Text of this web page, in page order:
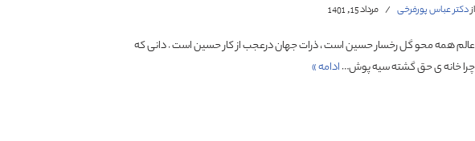
ازدکتر عباس پورفرخی مرداد 15, 1401
عالم همه محو گل رخسار حسین است ، ذرات جهان درعجب از کار حسین است . دانی که
چرا خانه ی حق گشته سیه پوش…ادامه »